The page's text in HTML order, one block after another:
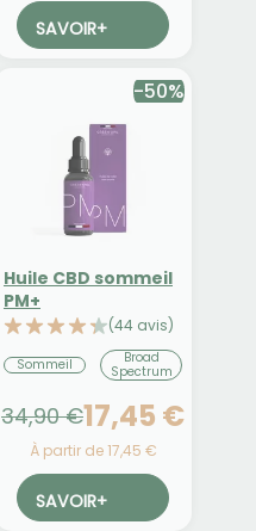
SAVOIR+
-50%
Huile CBD sommeil
PM+
(44 avis)
Sommeil
Broad
Spectrum
34,90 €17,45 €
À partir de 17,45 €
SAVOIR+